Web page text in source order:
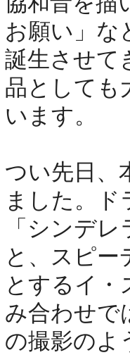
お願い」な
誕生させて
品としても
います。
つい先日、
ました。ド
「シンデ
と、スピー
とするイ・
み合わせで
の撮影のよ